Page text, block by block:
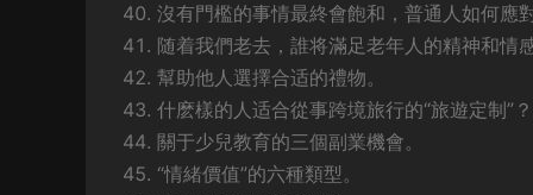
沒有門檻的事情最終會飽和，普通人如何應
随着我們老去，誰将滿足老年人的精神和情
幫助他人選擇合适的禮物。
什麽樣的人适合從事跨境旅行的“旅遊定制”？
關于少兒教育的三個副業機會。
“情緒價值”的六種類型。